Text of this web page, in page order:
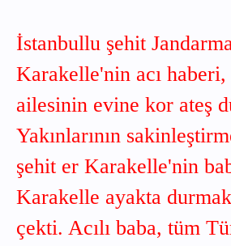
İstanbullu şehit
Karakelle'nin acı
ailesinin evine kor ateş
Yakınlarının
şehit er Karakelle'nin
Karakelle ayakta
çekti. Acılı baba, tüm